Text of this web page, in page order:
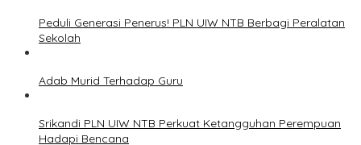
Peduli Generasi Penerus! PLN UIW NTB Berbagi Peralatan
Sekolah
Adab Murid Terhadap Guru
Srikandi PLN UIW NTB Perkuat Ketangguhan Perempuan
Hadapi Bencana